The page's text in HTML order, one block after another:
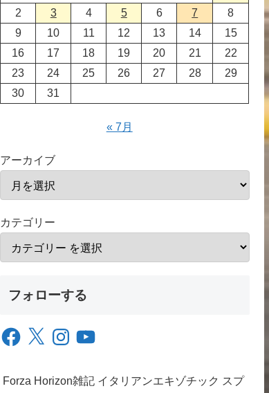
2
3 4 5 6 7
8
9
10 11 12 13 14
15
16
17 18 19 20 21
22
23
24 25 26 27 28
29
30
31
« 7月
アーカイブ
カテゴリー
フォローする
Facebook
X InstagramYouTube
Forza Horizon雑記 イタリアンエキゾチック スプ